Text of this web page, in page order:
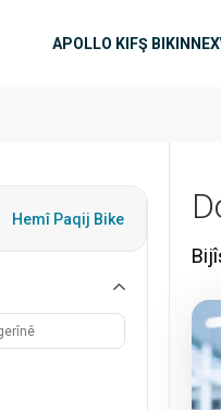
APOLLO KIFŞ BIKIN
Hemî Paqij Bike